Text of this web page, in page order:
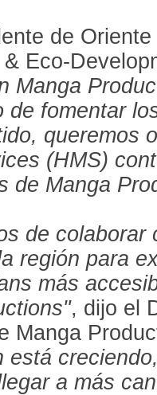
de
Eco-
Manga
de fomentar
queremos
(HMS)
de Manga
de colaborar
región para
más
, dijo el
Manga
está
a más